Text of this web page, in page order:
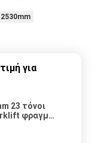
για
23 τόνοι
φραγμών